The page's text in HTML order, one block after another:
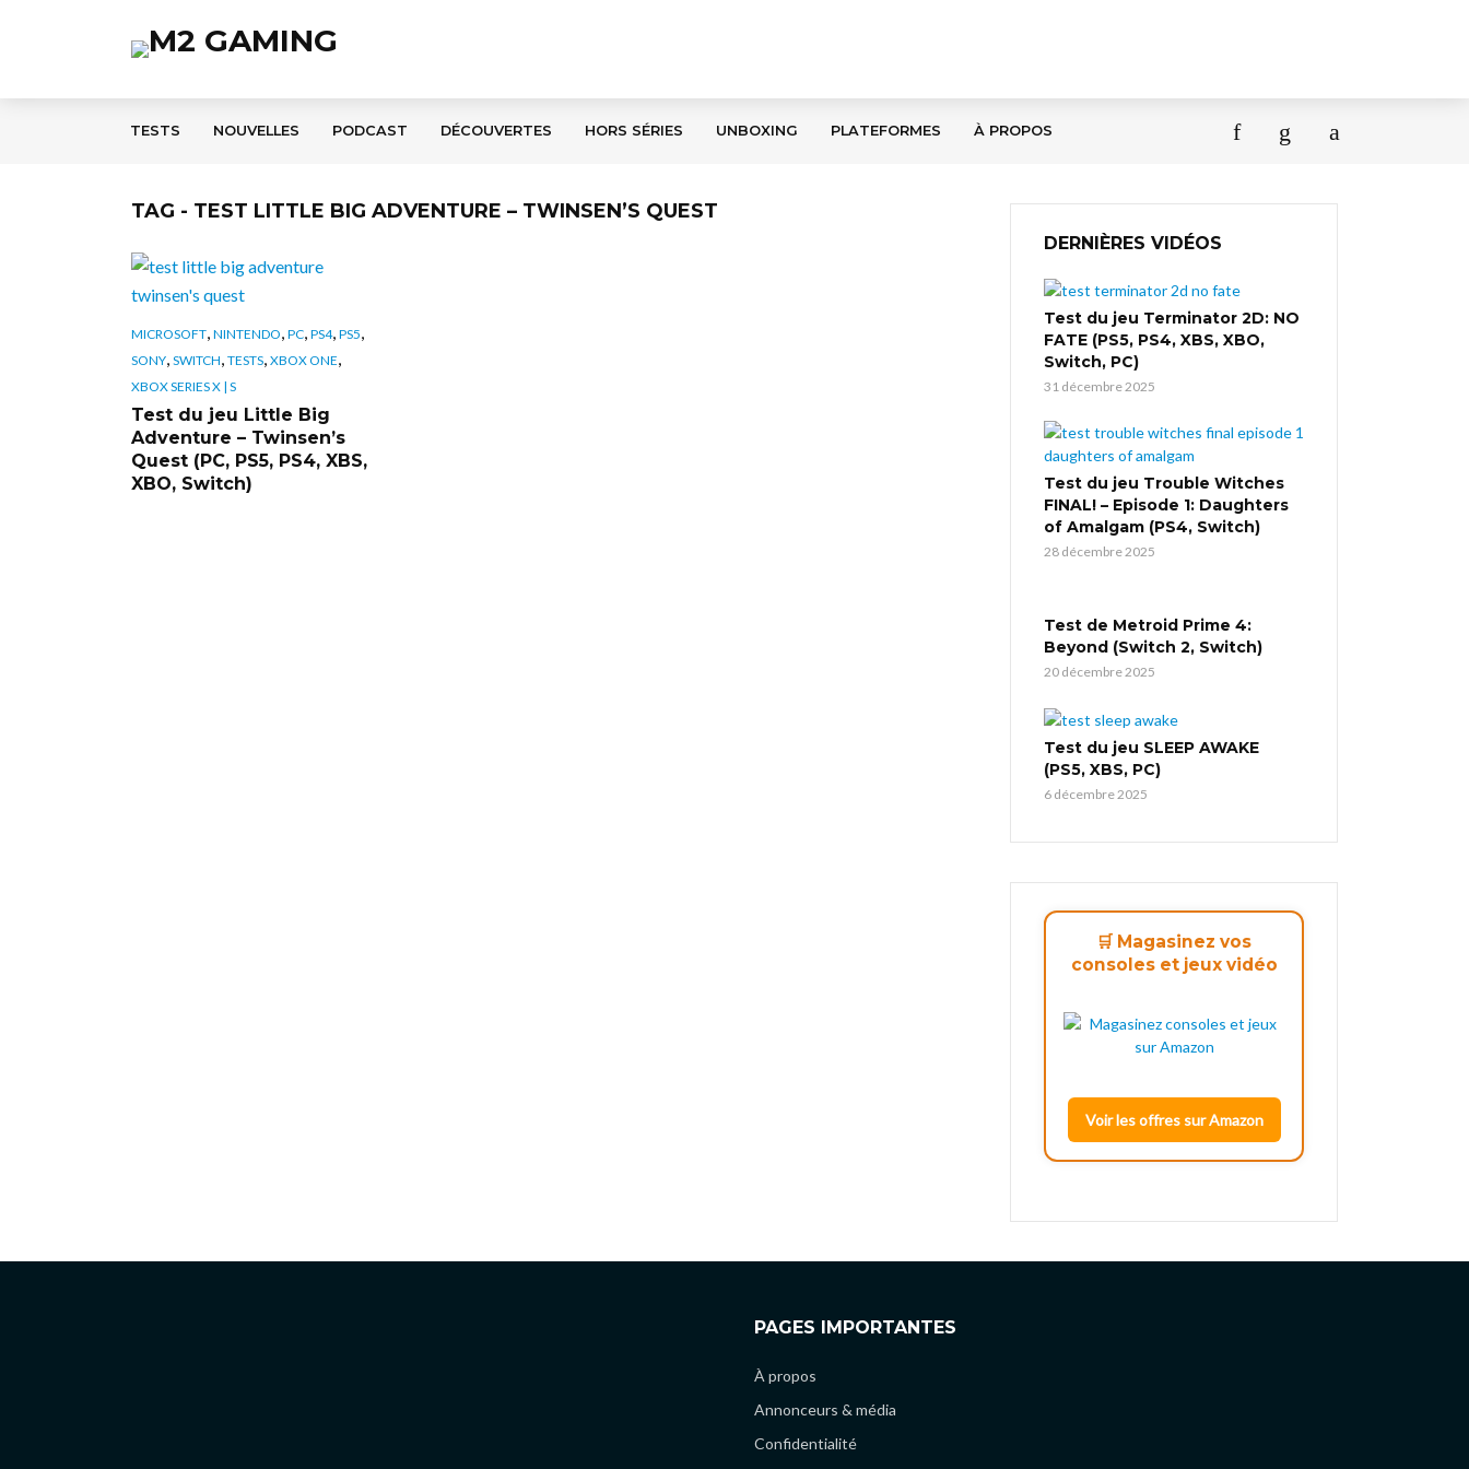
TESTS NOUVELLES PODCAST DÉCOUVERTES HORS SÉRIES UNBOXING PLATEFORMES À PROPOS
TAG - TEST LITTLE BIG ADVENTURE – TWINSEN’S QUEST
MICROSOFT, NINTENDO, PC, PS4, PS5,
SONY, SWITCH, TESTS, XBOX ONE,
XBOX SERIES X | S
Test du jeu Little Big
Adventure – Twinsen’s
Quest (PC, PS5, PS4, XBS,
XBO, Switch)
DERNIÈRES VIDÉOS
Test du jeu Terminator 2D: NO
FATE (PS5, PS4, XBS, XBO,
Switch, PC)
31 décembre 2025
Test du jeu Trouble Witches
FINAL! – Episode 1: Daughters
of Amalgam (PS4, Switch)
28 décembre 2025
Test de Metroid Prime 4:
Beyond (Switch 2, Switch)
20 décembre 2025
Test du jeu SLEEP AWAKE
(PS5, XBS, PC)
6 décembre 2025
🛒 Magasinez vos
consoles et jeux vidéo
Voir les offres sur Amazon
PAGES IMPORTANTES
À propos
Annonceurs & média
Confidentialité